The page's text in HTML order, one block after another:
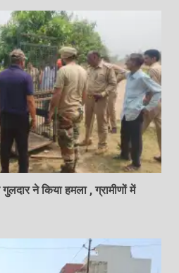
ने किया हमला , ग्रामीणों में